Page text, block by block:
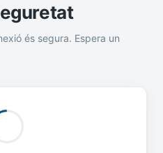
és segura. Espera un